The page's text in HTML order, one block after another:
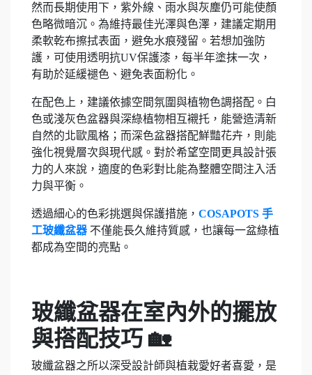
然而長期使用下，紫外線、雨水與灰塵仍可能使顏
色略微暗沉。為維持最佳光澤與色澤，建議定期用
柔軟乾布擦拭表面，避免水痕殘留。若想加強防
護，可使用透明抗UV保護漆，每半年塗抹一次，
有助於延緩褪色、避免表面粉化。
在配色上，建議依據空間氛圍與植物色調搭配。白
色或淺灰色盆器與深綠植物相互襯托，能營造清新
自然的北歐風格；而深色盆器搭配鮮豔花卉，則能
強化視覺層次與現代感。對於希望空間更具設計張
力的人來說，適度的色彩對比能為整體空間注入活
力與平衡。
透過細心的色彩挑選與保護措施， COSAPOTS 手
工玻纖盆器 不僅能長久維持質感，也讓每一盆綠植
都成為空間的亮點。
玻纖盆器在室內外的擺放
與搭配技巧 🏡
玻纖盆器之所以深受設計師與植栽愛好者喜愛，是